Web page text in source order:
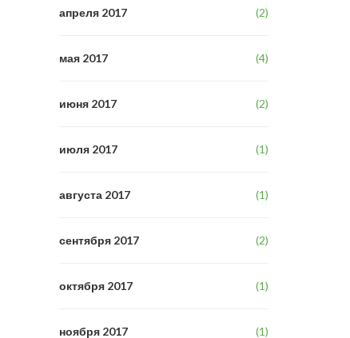
апреля 2017 (2)
мая 2017 (4)
июня 2017 (2)
июля 2017 (1)
августа 2017 (1)
сентября 2017 (2)
октября 2017 (1)
ноября 2017 (1)